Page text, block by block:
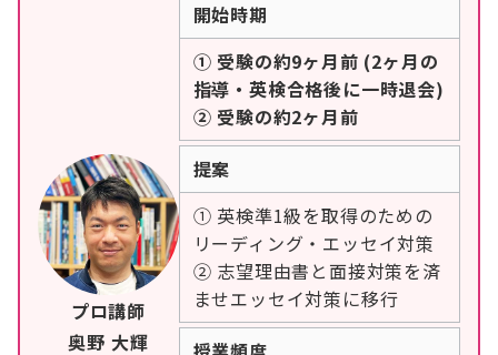
プロ講師
奥野 大輝
開始時期
① 受験の約9ヶ月前 (2ヶ月の
指導・英検合格後に一時退会)
② 受験の約2ヶ月前
提案
① 英検準1級を取得のための
リーディング・エッセイ対策
② 志望理由書と面接対策を済
ませエッセイ対策に移行